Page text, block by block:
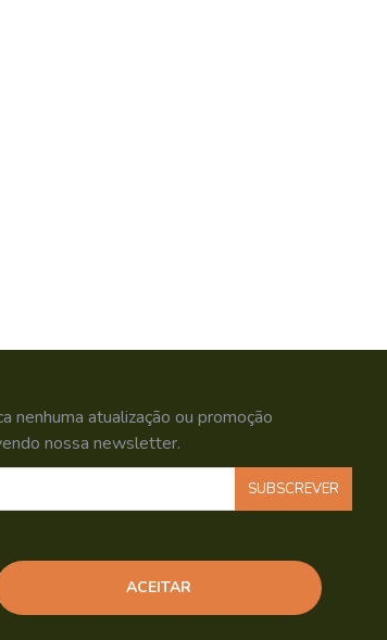
nenhuma atualização ou promoção
nossa newsletter.
SUBSCREVER
ACEITAR
de tráfego.